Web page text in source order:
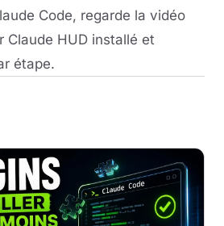
Code, regarde la vidéo
Claude HUD installé et
étape.